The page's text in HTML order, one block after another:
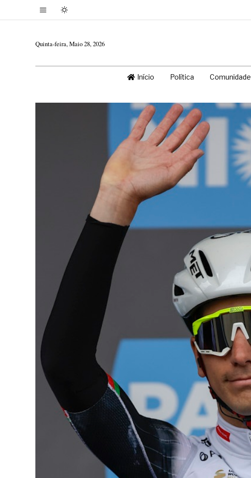
Quinta-feira, Maio 28, 2026
Início Política